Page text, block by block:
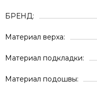
БРЕНД
Материал верха
Материал подкладки
Материал подошвы